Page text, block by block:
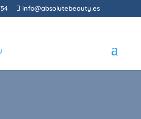
info@absolutebeauty.es